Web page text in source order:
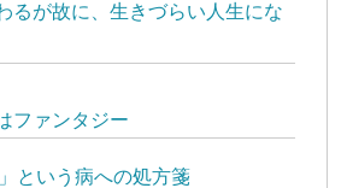
るが故に、生きづらい人生にな
ファンタジー
という病への処方箋